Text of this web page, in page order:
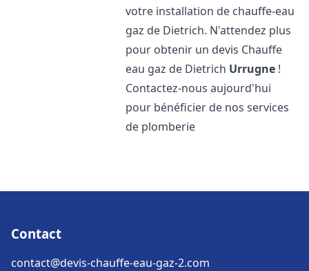
votre installation de chauffe-eau
gaz de Dietrich. N'attendez plus
pour obtenir un devis Chauffe
eau gaz de Dietrich Urrugne !
Contactez-nous aujourd'hui
pour bénéficier de nos services
de plomberie
Contact
contact@devis-chauffe-eau-gaz-2.com